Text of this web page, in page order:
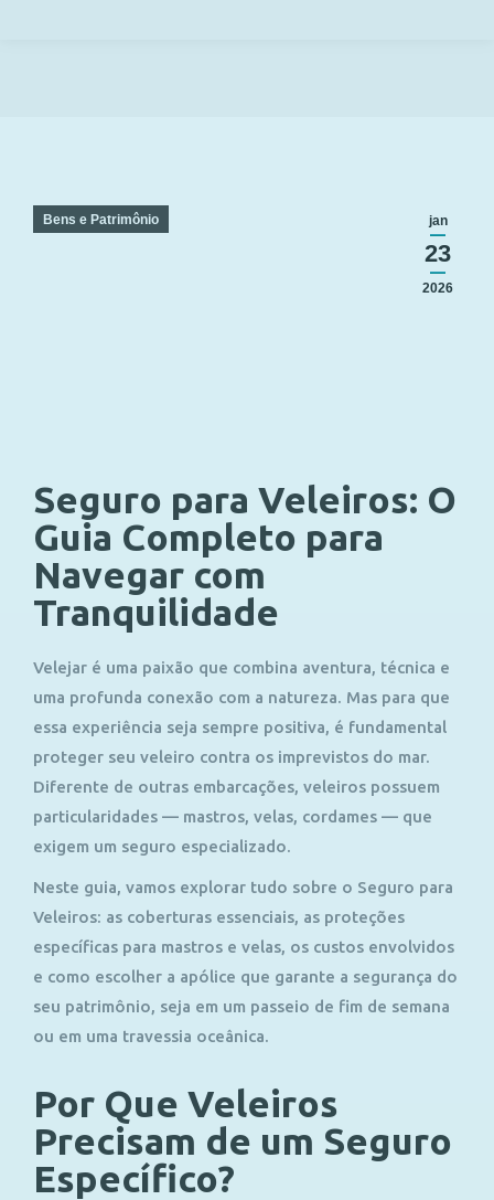
jan
23
2026
Bens e Patrimônio
Seguro para Veleiros: O
Guia Completo para
Navegar com
Tranquilidade
Velejar é uma paixão que combina aventura, técnica e
uma profunda conexão com a natureza. Mas para que
essa experiência seja sempre positiva, é fundamental
proteger seu veleiro contra os imprevistos do mar.
Diferente de outras embarcações, veleiros possuem
particularidades — mastros, velas, cordames — que
exigem um seguro especializado.
Neste guia, vamos explorar tudo sobre o Seguro para
Veleiros: as coberturas essenciais, as proteções
específicas para mastros e velas, os custos envolvidos
e como escolher a apólice que garante a segurança do
seu patrimônio, seja em um passeio de fim de semana
ou em uma travessia oceânica.
Por Que Veleiros
Precisam de um Seguro
Específico?